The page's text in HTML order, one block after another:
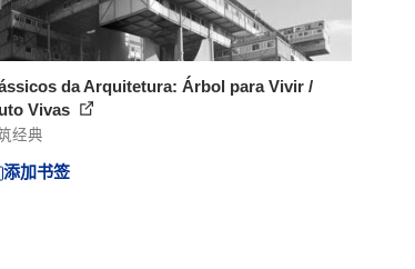
da Arquitetura: Árbol para Vivir /
Vivas
经典
添加书签